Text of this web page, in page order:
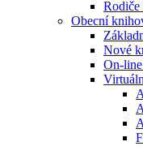
Rodiče
Obecní
Nové
On-